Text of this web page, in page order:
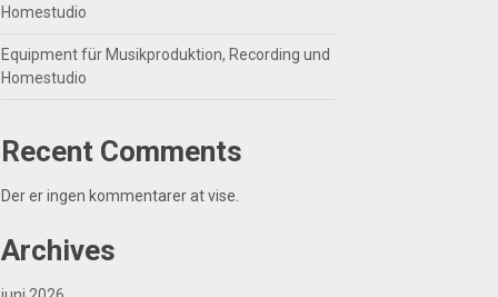
Homestudio
Equipment für Musikproduktion, Recording und
Homestudio
Recent Comments
Der er ingen kommentarer at vise.
Archives